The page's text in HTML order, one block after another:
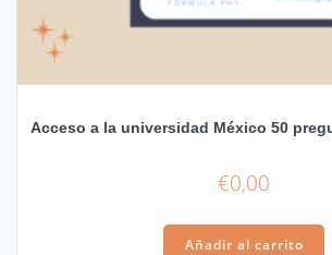
Acceso a la universidad México 50
€0,00
Añadir al carrito